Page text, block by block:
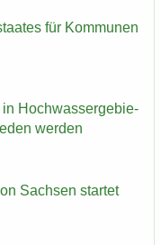
für Kom­mu­nen
in Hoch­was­ser­ge­bie­
wer­den
Sach­sen star­tet